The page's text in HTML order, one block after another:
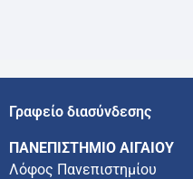
Γραφείο διασύνδεσης
ΠΑΝΕΠΙΣΤΗΜΙΟ ΑΙΓΑΙΟΥ
Λόφος Πανεπιστημίου